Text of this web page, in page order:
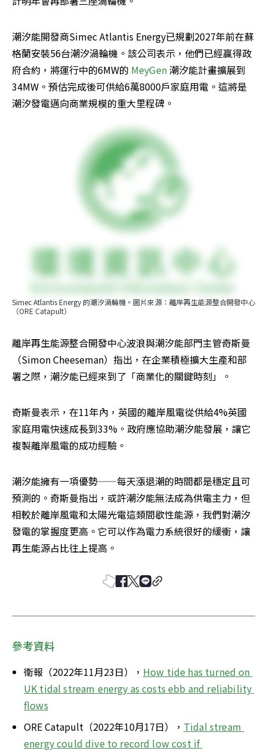
潮汐能開發商Simec Atlantis Energy已規劃2027年前在蘇
格蘭安裝56台潮汐渦輪機。該公司表示，他們已經贏得政
府合約，將運行中的6MW的 MeyGen 潮汐能計畫擴展到
34MW。預估完成後可供給6萬8000戶家庭用電。這將是
潮汐發電邁向商業規模的重大里程碑。
Simec Atlantis Energy 的潮汐渦輪機。圖片來源：離岸再生能源整合開發中心
（ORE Catapult）
離岸再生能源整合開發中心波浪與潮汐能部門主管奇斯曼
（Simon Cheeseman）指出，在企業積極擴大生產和部
署之際，潮汐能已經來到了「商業化的關鍵時刻」。
奇斯曼表示，在11年內，英國的離岸風電從供給4%英國
家庭用電快速成長到33%。政府應協助潮汐能發展，讓它
複製離岸風電的成功經驗。
潮汐能擁有一項優勢——每天漲退潮的時間都是穩定且可
預測的。奇斯曼指出，或許潮汐能無法成為供電主力，但
相較於離岸風電和太陽光電這類間歇性能源，我們對潮汐
發電的掌握度更高。它可以作為電力系統很好的緩衝，讓
再生能源占比往上提高。
參考資料
衛報（2022年11月23日）， How tide has turned on
UK tidal stream energy as costs ebb and reliability
flows
ORE Catapult（2022年10月17日）， Tidal stream
energy could dive to record low cost if